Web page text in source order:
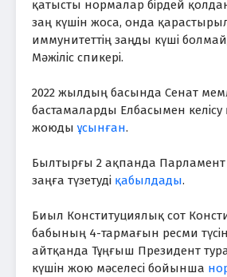
қатысты нормалар бірдей
заң күшін жоса, онда
иммунитеттің заңды күші
Мәжіліс спикері.
2022 жылдың басында Сенат
бастамаларды Елбасымен келісу
жоюдыұсынған.
Былтырғы 2 ақпанда Парламент
заңға түзетуді қабылдады.
Биыл Конституциялық сот
бабының 4-тармағын ресми
айтқанда Тұңғыш Президент
күшін жою мәселесі бойынша